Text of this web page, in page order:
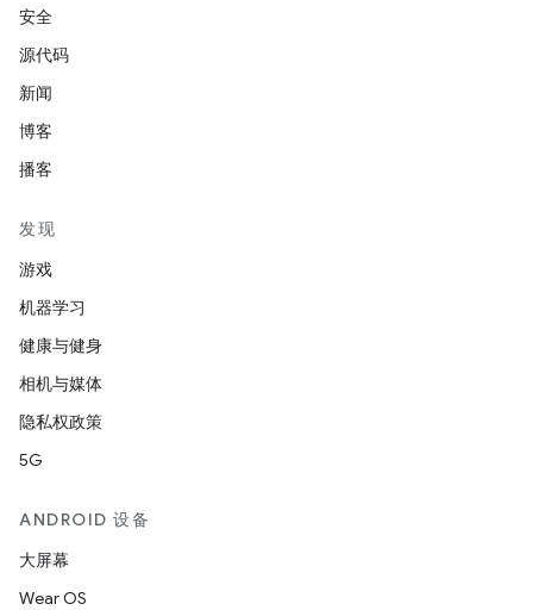
安全
源代码
新闻
博客
播客
发现
游戏
机器学习
健康与健身
相机与媒体
隐私权政策
5G
ANDROID 设备
大屏幕
Wear OS